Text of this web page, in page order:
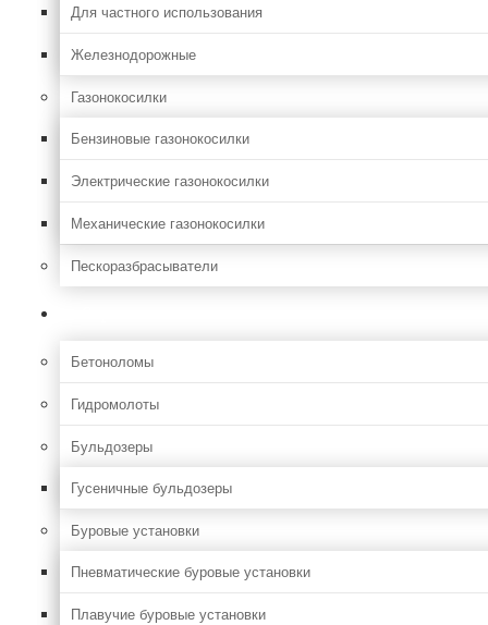
Для частного использования
Железнодорожные
Газонокосилки
Бензиновые газонокосилки
Электрические газонокосилки
Механические газонокосилки
Пескоразбрасыватели
Бетоноломы
Гидромолоты
Бульдозеры
Гусеничные бульдозеры
Буровые установки
Пневматические буровые установки
Плавучие буровые установки